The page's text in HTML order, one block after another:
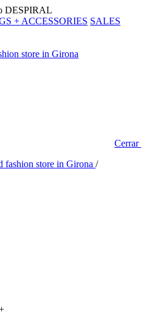
DESPIRAL
+ ACCESSORIES SALES
Cerrar
store in Girona /